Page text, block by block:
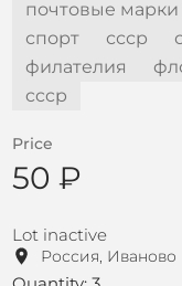
почтовые марки
спорт
ссср
филателия
cccp
Price
50 ₽
Lot inactive
Россия, Иваново